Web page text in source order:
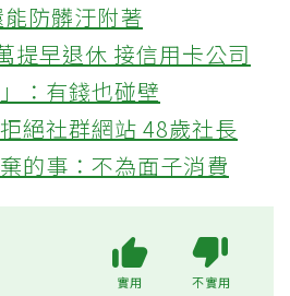
防髒汙附著
提早退休 接信用卡公司
：有錢也碰壁
絕社群網站 48歲社長
的事：不為面子消費
實用 不實用